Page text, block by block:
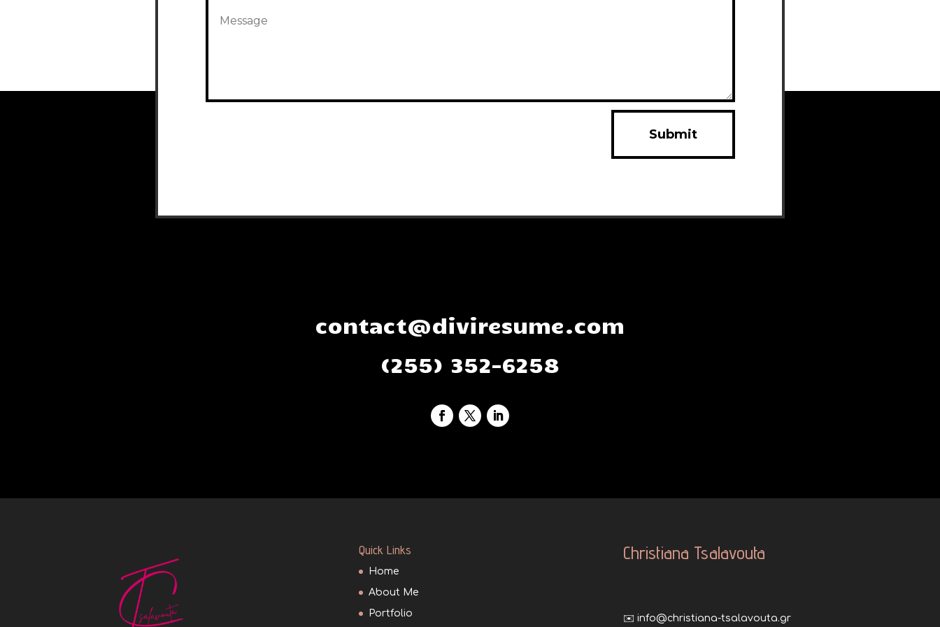
Submit
contact@diviresume.com
(255) 352-6258
Quick Links
Home
About Me
Portfolio
Christiana Tsalavouta
✉️ info@christiana-tsalavouta.gr